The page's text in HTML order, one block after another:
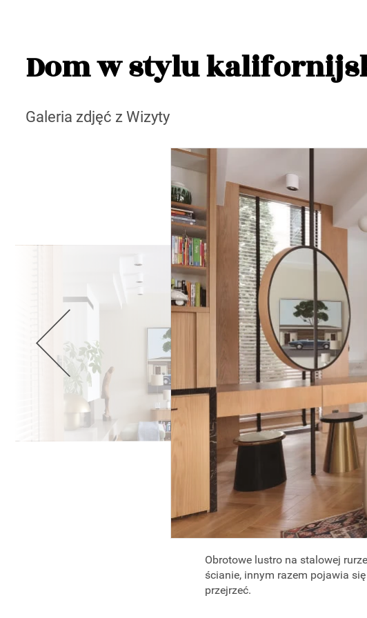
Dom w stylu
Galeria zdjęć z Wizyty
Obrotowe lustro na stalowej
ścianie, innym razem pojawia
przejrzeć.